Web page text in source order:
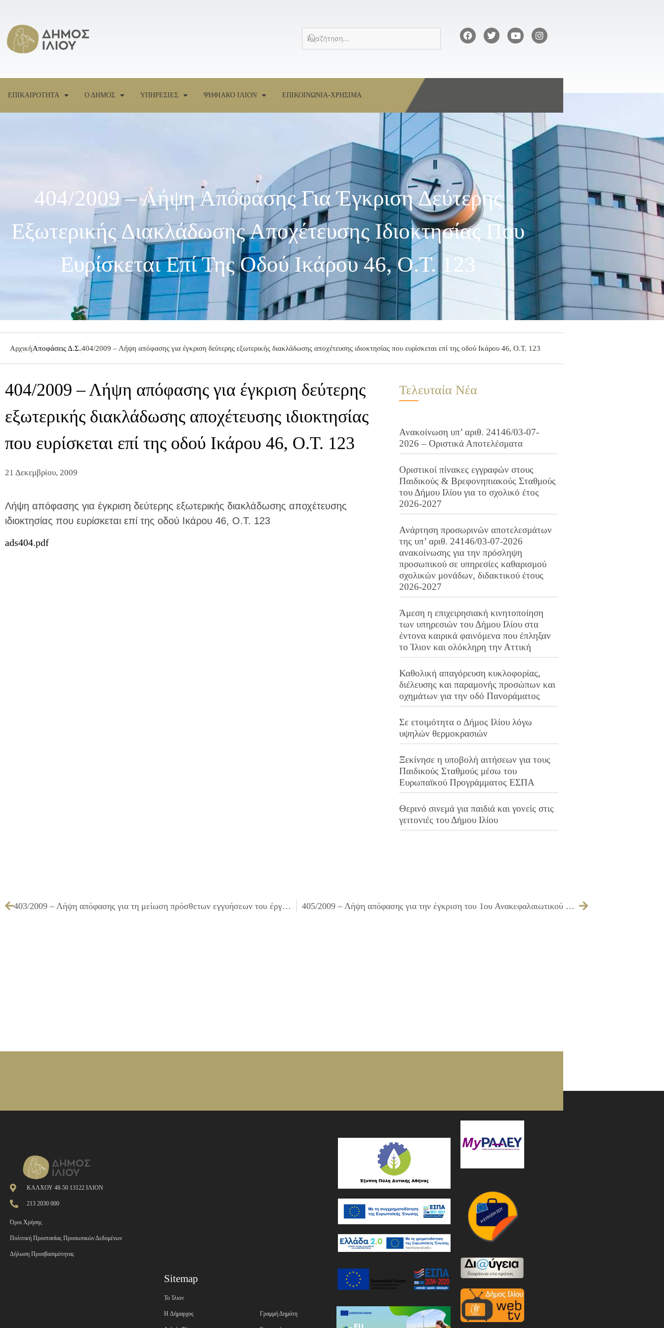
ΕΠΙΚΑΙΡΟΤΗΤΑ Ο ΔΗΜΟΣ ΥΠΗΡΕΣΙΕΣ ΨΗΦΙΑΚΟ ΙΛΙΟΝ ΕΠΙΚΟΙΝΩΝΙΑ-ΧΡΗΣΙΜΑ
404/2009 – Λήψη Απόφασης Για Έγκριση Δεύτερης
Εξωτερικής Διακλάδωσης Αποχέτευσης Ιδιοκτησίας Που
Ευρίσκεται Επί Της Οδού Ικάρου 46, Ο.Τ. 123
ΑρχικήΑποφάσεις Δ.Σ.404/2009 – Λήψη απόφασης για έγκριση δεύτερης εξωτερικής διακλάδωσης αποχέτευσης ιδιοκτησίας που ευρίσκεται επί της οδού Ικάρου 46, Ο.Τ. 123
404/2009 – Λήψη απόφασης για έγκριση δεύτερης
εξωτερικής διακλάδωσης αποχέτευσης ιδιοκτησίας
που ευρίσκεται επί της οδού Ικάρου 46, Ο.Τ. 123
21 Δεκεμβρίου, 2009
Λήψη απόφασης για έγκριση δεύτερης εξωτερικής διακλάδωσης αποχέτευσης
ιδιοκτησίας που ευρίσκεται επί της οδού Ικάρου 46, Ο.Τ. 123
ads404.pdf
Τελευταία Νέα
Ανακοίνωση υπ’ αριθ. 24146/03-07-
2026 – Οριστικά Αποτελέσματα
Οριστικοί πίνακες εγγραφών στους
Παιδικούς & Βρεφονηπιακούς Σταθμούς
του Δήμου Ιλίου για το σχολικό έτος
2026-2027
Ανάρτηση προσωρινών αποτελεσμάτων
της υπ’ αριθ. 24146/03-07-2026
ανακοίνωσης για την πρόσληψη
προσωπικού σε υπηρεσίες καθαρισμού
σχολικών μονάδων, διδακτικού έτους
2026-2027
Άμεση η επιχειρησιακή κινητοποίηση
των υπηρεσιών του Δήμου Ιλίου στα
έντονα καιρικά φαινόμενα που έπληξαν
το Ίλιον και ολόκληρη την Αττική
Καθολική απαγόρευση κυκλοφορίας,
διέλευσης και παραμονής προσώπων και
οχημάτων για την οδό Πανοράματος
Σε ετοιμότητα ο Δήμος Ιλίου λόγω
υψηλών θερμοκρασιών
Ξεκίνησε η υποβολή αιτήσεων για τους
Παιδικούς Σταθμούς μέσω του
Ευρωπαϊκού Προγράμματος ΕΣΠΑ
Θερινό σινεμά για παιδιά και γονείς στις
γειτονιές του Δήμου Ιλίου
403/2009 – Λήψη απόφασης για τη μείωση πρόσθετων εγγυήσεων του έργου ΣΥΝΤΗΡΗΣΗ – ΑΝΑΚΑΤΑΣΚΕΥΗ ΑΣΦΑΛΤΟΤΑΠΗΤΑ ΟΔΩΝ ΕΡΓΟΛΑΒΙΑΣ Α7/09 Α.Μ. ΟΔΟ 1/2009 405/2009 – Λήψη απόφασης για την έγκριση του 1ου Ανακεφαλαιωτικού Πίνακα Εργασιών του έργου ΣΥΝΤΗΡΗΣΗ – ΑΝΑΚΑΤΑΣΚΕΥΗ ΑΣΦΑΛΤΟΤΑΠΗΤΑ ΟΔΩΝ ΕΡΓΟΛΑΒΙΑΣ Δ4/09
ΚΑΛΧΟΥ 48-50 13122 ΙΛΙΟΝ
213 2030 000
Όροι Χρήσης
Πολιτική Προστασίας Προσωπικών Δεδομένων
Δήλωση Προσβασιμότητας
Sitemap
Το Ίλιον
H Δήμαρχος Γραμμή Δημότη